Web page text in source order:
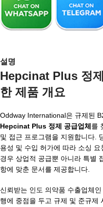
설명
Hepcinat Plus 정
한 제품 개요
Oddway International은 규제된
Hepcinat Plus 정제 공급업체 를
및 접근 프로그램을 지원합니다.
용성 및 수입 허가에 따라 소싱
경우 상업적 공급뿐 아니라 특별
항에 맞춘 문서를 제공합니다.
신뢰받는 인도 의약품 수출업체
행에 중점을 두고 규제 및 준규제